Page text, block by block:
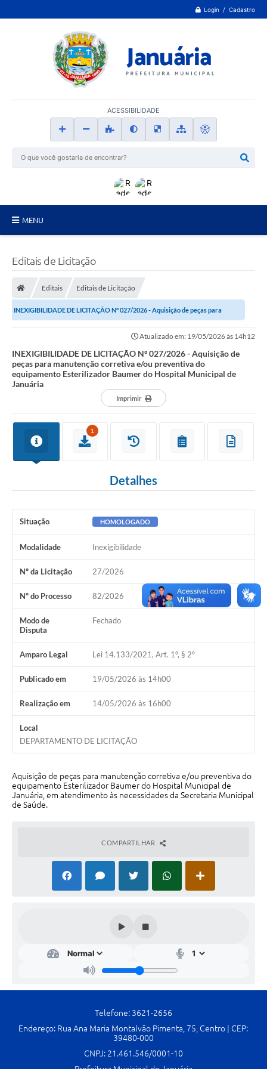
Login / Cadastro
ACESSIBILIDADE
MENU
Secretarias
Transparência Pública
Contratos
Carta de Serviços
Turismo
Legislação
Ouvidoria
Cavernas do Peruaçu
Galeria de Fotos
Galeria de Vídeos
Notícias
Links e Sites
Arquivos para Download
Diário Oficial
Links
Serviços Online
SIC
Contato
Editais de Licitação
Editais Editais de Licitação
INEXIGIBILIDADE DE LICITAÇÃO Nº 027/2026 - Aquisição de peças para
manutenção corretiva e/ou preventiva do...
Atualizado em: 19/05/2026 às 14h12
INEXIGIBILIDADE DE LICITAÇÃO Nº 027/2026 - Aquisição de
peças para manutenção corretiva e/ou preventiva do
equipamento Esterilizador Baumer do Hospital Municipal de
Januária
Imprimir
1
Detalhes
Situação HOMOLOGADO
Modalidade Inexigibilidade
Nº da Licitação 27/2026
Nº do Processo 82/2026
Modo de
Disputa
Fechado
Amparo Legal Lei 14.133/2021, Art. 1º, § 2º
Publicado em 19/05/2026 às 14h00
Realização em 14/05/2026 às 16h00
Local
DEPARTAMENTO DE LICITAÇÃO
Aquisição de peças para manutenção corretiva e/ou preventiva do
equipamento Esterilizador Baumer do Hospital Municipal de
Januária, em atendimento às necessidades da Secretaria Municipal
de Saúde.
COMPARTILHAR
Telefone: 3621-2656
Endereço: Rua Ana Maria Montalvão Pimenta, 75, Centro | CEP:
39480-000
CNPJ: 21.461.546/0001-10